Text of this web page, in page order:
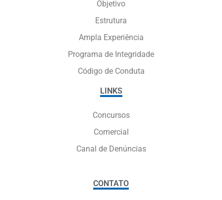
Objetivo
Estrutura
Ampla Experiência
Programa de Integridade
Código de Conduta
LINKS
Concursos
Comercial
Canal de Denúncias
CONTATO